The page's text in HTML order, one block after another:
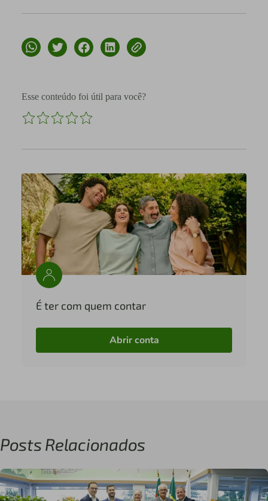
Esse conteúdo foi útil para você?
É ter com quem contar
Abrir conta
Posts Relacionados